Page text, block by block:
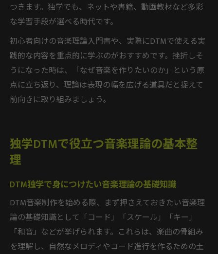
つきます。独学でも、ネットや書籍、動画教材など多彩
な学習手段が選べる時代です。
初心者向けの音楽理論入門書や、実際にDTMで使える実
践的な内容を重点的に学ぶのがおすすめです。挫折しそ
うになった時は、「なぜ音楽を作りたいのか」という原
点に立ち返り、理論は表現の幅を広げる道具だと捉えて
前向きに取り組みましょう。
独学DTMで役立つ音楽理論の基本整
理
DTM独学で身につけたい音楽理論の基礎知識
DTM音楽制作を始める際、まず押さえておきたい音楽理
論の基礎知識として「コード」「スケール」「キー」
「和音」などが挙げられます。これらは、楽曲の骨組み
を理解し、自然なメロディやコード進行を作るための土